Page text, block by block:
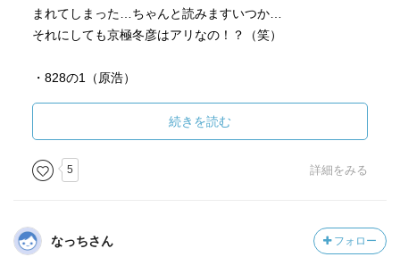
まれてしまった…ちゃんと読みますいつか…
それにしても京極冬彦はアリなの！？（笑）
・828の1（原浩）
のCMソングに話が及んだ途端ゾワッとして鳥肌立ってしま
った。
あんまこういうこと思わないんだけど、これは映像とかで
見てみたいかも。
・にえたかどうだか（一穂ミチ）
母親との電話での「だってもうすぐ煮えるんでしょう？」
続きを読む
5 詳細をみる
なっちさん フォロー